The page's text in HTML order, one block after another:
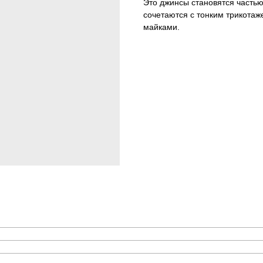
Это джинсы становятся
сочетаются с тонким
майками.